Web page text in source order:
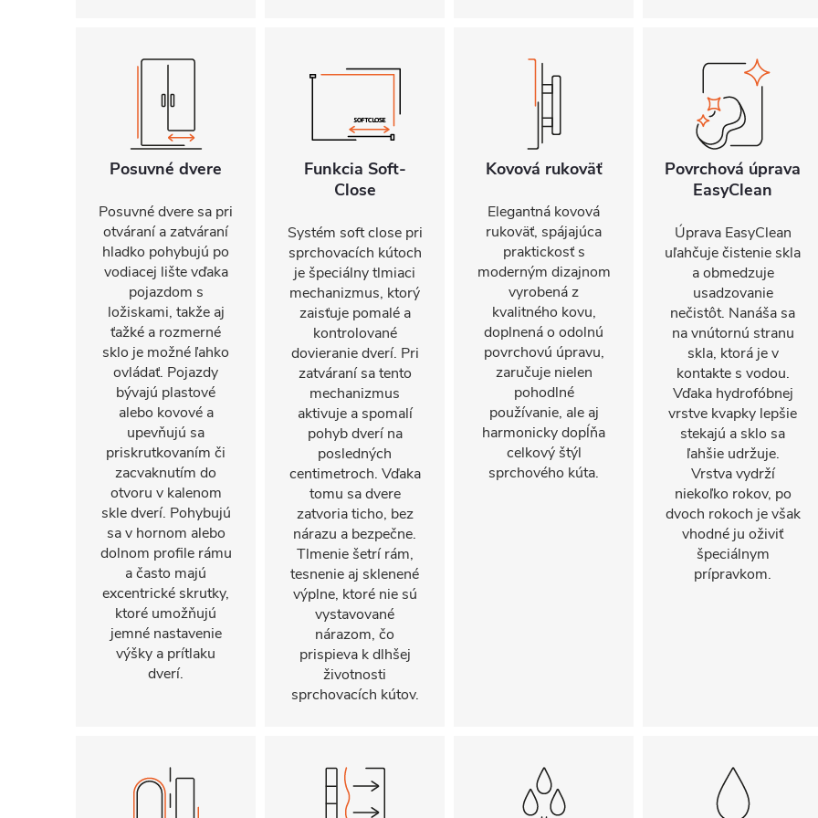
Posuvné dvere
Posuvné dvere sa pri
otváraní a zatváraní
hladko pohybujú po
vodiacej lište vďaka
pojazdom s
ložiskami, takže aj
ťažké a rozmerné
sklo je možné ľahko
ovládať. Pojazdy
bývajú plastové
alebo kovové a
upevňujú sa
priskrutkovaním či
zacvaknutím do
otvoru v kalenom
skle dverí. Pohybujú
sa v hornom alebo
dolnom profile rámu
a často majú
excentrické skrutky,
ktoré umožňujú
jemné nastavenie
výšky a prítlaku
dverí.
Funkcia Soft-
Close
Systém soft close pri
sprchovacích kútoch
je špeciálny tlmiaci
mechanizmus, ktorý
zaisťuje pomalé a
kontrolované
dovieranie dverí. Pri
zatváraní sa tento
mechanizmus
aktivuje a spomalí
pohyb dverí na
posledných
centimetroch. Vďaka
tomu sa dvere
zatvoria ticho, bez
nárazu a bezpečne.
Tlmenie šetrí rám,
tesnenie aj sklenené
výplne, ktoré nie sú
vystavované
nárazom, čo
prispieva k dlhšej
životnosti
sprchovacích kútov.
Kovová rukoväť
Elegantná kovová
rukoväť, spájajúca
praktickosť s
moderným dizajnom
vyrobená z
kvalitného kovu,
doplnená o odolnú
povrchovú úpravu,
zaručuje nielen
pohodlné
používanie, ale aj
harmonicky dopĺňa
celkový štýl
sprchového kúta.
Povrchová úprava
EasyClean
Úprava EasyClean
uľahčuje čistenie skla
a obmedzuje
usadzovanie
nečistôt. Nanáša sa
na vnútornú stranu
skla, ktorá je v
kontakte s vodou.
Vďaka hydrofóbnej
vrstve kvapky lepšie
stekajú a sklo sa
ľahšie udržuje.
Vrstva vydrží
niekoľko rokov, po
dvoch rokoch je však
vhodné ju oživiť
špeciálnym
prípravkom.